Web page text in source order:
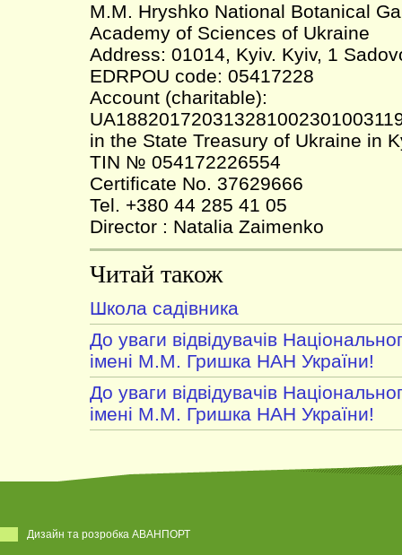
M.M. Hryshko National Botanical
Academy of Sciences of Ukraine
Address: 01014, Kyiv. Kyiv, 1
EDRPOU code: 05417228
Account (charitable):
in the State Treasury of Ukraine in
TIN № 054172226554
Certificate No. 37629666
Tel. +380 44 285 41 05
Director : Natalia Zaimenko
Читай також
Школа садівника
До уваги відвідувачів
імені М.М. Гришка НАН України!
До уваги відвідувачів
імені М.М. Гришка НАН України!
Дизайн та розробка АВАНПОРТ